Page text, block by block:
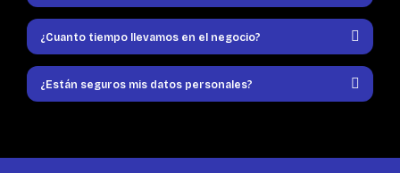
¿Cuanto tiempo llevamos en el negocio?
¿Están seguros mis datos personales?